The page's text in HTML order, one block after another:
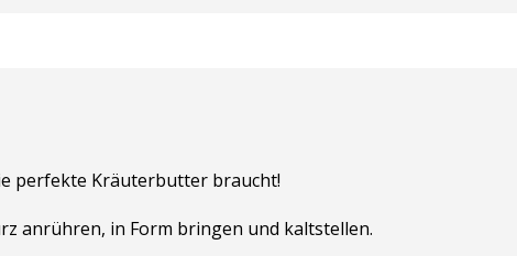
perfekte Kräuterbutter braucht!
anrühren, in Form bringen und kaltstellen.